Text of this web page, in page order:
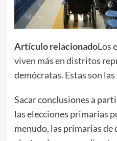
Artículo relacionadoLos
viven más en distritos
demócratas. Estas son las
Sacar conclusiones a
las elecciones primarias
menudo, las primarias de